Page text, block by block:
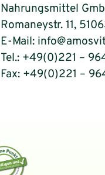
Nahrungsmittel
Romaneystr. 11,
E-Mail:
Tel.: +49(0)221 –
Fax: +49(0)221 –